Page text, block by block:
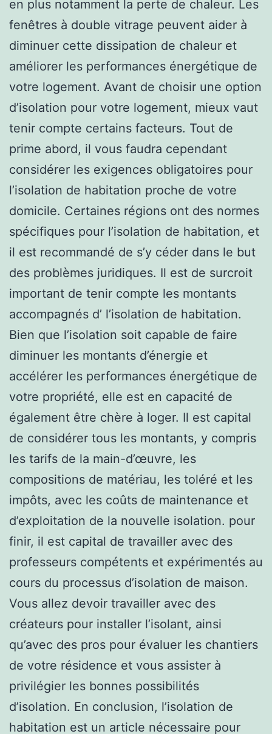
en plus notamment la perte de chaleur. Les
fenêtres à double vitrage peuvent aider à
diminuer cette dissipation de chaleur et
améliorer les performances énergétique de
votre logement. Avant de choisir une option
d’isolation pour votre logement, mieux vaut
tenir compte certains facteurs. Tout de
prime abord, il vous faudra cependant
considérer les exigences obligatoires pour
l’isolation de habitation proche de votre
domicile. Certaines régions ont des normes
spécifiques pour l’isolation de habitation, et
il est recommandé de s’y céder dans le but
des problèmes juridiques. Il est de surcroit
important de tenir compte les montants
accompagnés d’ l’isolation de habitation.
Bien que l’isolation soit capable de faire
diminuer les montants d’énergie et
accélérer les performances énergétique de
votre propriété, elle est en capacité de
également être chère à loger. Il est capital
de considérer tous les montants, y compris
les tarifs de la main-d’œuvre, les
compositions de matériau, les toléré et les
impôts, avec les coûts de maintenance et
d’exploitation de la nouvelle isolation. pour
finir, il est capital de travailler avec des
professeurs compétents et expérimentés au
cours du processus d’isolation de maison.
Vous allez devoir travailler avec des
créateurs pour installer l’isolant, ainsi
qu’avec des pros pour évaluer les chantiers
de votre résidence et vous assister à
privilégier les bonnes possibilités
d’isolation. En conclusion, l’isolation de
habitation est un article nécessaire pour